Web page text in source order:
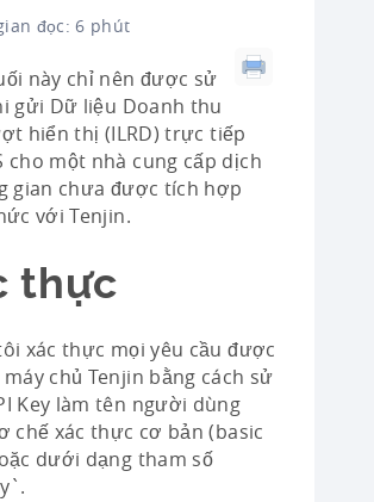
đọc: 6 phút
này chỉ nên được sử
gửi Dữ liệu Doanh thu
hiển thị (ILRD) trực tiếp
cho một nhà cung cấp dịch
gian chưa được tích hợp
với Tenjin.
thực
xác thực mọi yêu cầu được
chủ Tenjin bằng cách sử
Key làm tên người dùng
chế xác thực cơ bản (basic
dưới dạng tham số